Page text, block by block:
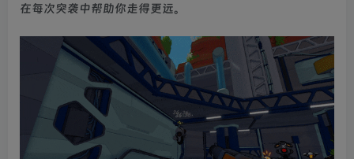
在每次突袭中帮助你走得更远。